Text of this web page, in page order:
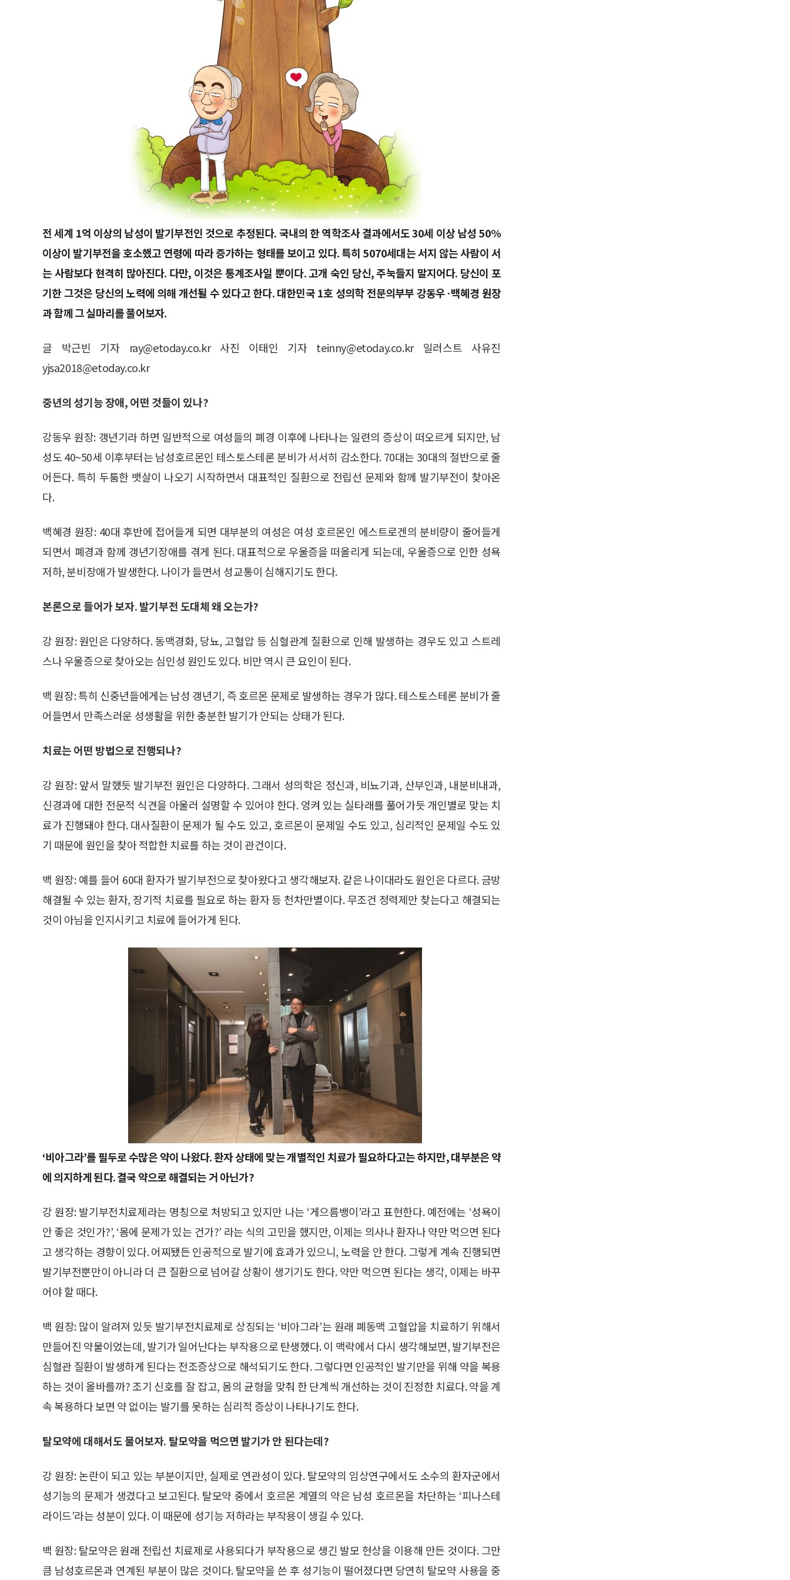
전 세계 1억 이상의 남성이 발기부전인 것으로 추정된다. 국내의 한 역학조사 결과에서도 30세 이상 남성 50%
이상이 발기부전을 호소했고 연령에 따라 증가하는 형태를 보이고 있다. 특히 5070세대는 서지 않는 사람이 서
는 사람보다 현격히 많아진다. 다만, 이것은 통계조사일 뿐이다. 고개 숙인 당신, 주눅들지 말지어다. 당신이 포
기한 그것은 당신의 노력에 의해 개선될 수 있다고 한다. 대한민국 1호 성의학 전문의부부 강동우·백혜경 원장
과 함께 그 실마리를 풀어보자.
글 박근빈 기자 ray@etoday.co.kr 사진 이태인 기자 teinny@etoday.co.kr 일러스트 사유진
yjsa2018@etoday.co.kr
중년의 성기능 장애, 어떤 것들이 있나?
강동우 원장: 갱년기라 하면 일반적으로 여성들의 폐경 이후에 나타나는 일련의 증상이 떠오르게 되지만, 남
성도 40~50세 이후부터는 남성호르몬인 테스토스테론 분비가 서서히 감소한다. 70대는 30대의 절반으로 줄
어든다. 특히 두툼한 뱃살이 나오기 시작하면서 대표적인 질환으로 전립선 문제와 함께 발기부전이 찾아온
다.
백혜경 원장: 40대 후반에 접어들게 되면 대부분의 여성은 여성 호르몬인 에스트로겐의 분비량이 줄어들게
되면서 폐경과 함께 갱년기장애를 겪게 된다. 대표적으로 우울증을 떠올리게 되는데, 우울증으로 인한 성욕
저하, 분비장애가 발생한다. 나이가 들면서 성교통이 심해지기도 한다.
본론으로 들어가 보자. 발기부전 도대체 왜 오는가?
강 원장: 원인은 다양하다. 동맥경화, 당뇨, 고혈압 등 심혈관계 질환으로 인해 발생하는 경우도 있고 스트레
스나 우울증으로 찾아오는 심인성 원인도 있다. 비만 역시 큰 요인이 된다.
백 원장: 특히 신중년들에게는 남성 갱년기, 즉 호르몬 문제로 발생하는 경우가 많다. 테스토스테론 분비가 줄
어들면서 만족스러운 성생활을 위한 충분한 발기가 안되는 상태가 된다.
치료는 어떤 방법으로 진행되나?
강 원장: 앞서 말했듯 발기부전 원인은 다양하다. 그래서 성의학은 정신과, 비뇨기과, 산부인과, 내분비내과,
신경과에 대한 전문적 식견을 아울러 설명할 수 있어야 한다. 엉켜 있는 실타래를 풀어가듯 개인별로 맞는 치
료가 진행돼야 한다. 대사질환이 문제가 될 수도 있고, 호르몬이 문제일 수도 있고, 심리적인 문제일 수도 있
기 때문에 원인을 찾아 적합한 치료를 하는 것이 관건이다.
백 원장: 예를 들어 60대 환자가 발기부전으로 찾아왔다고 생각해보자. 같은 나이대라도 원인은 다르다. 금방
해결될 수 있는 환자, 장기적 치료를 필요로 하는 환자 등 천차만별이다. 무조건 정력제만 찾는다고 해결되는
것이 아님을 인지시키고 치료에 들어가게 된다.
‘비아그라’를 필두로 수많은 약이 나왔다. 환자 상태에 맞는 개별적인 치료가 필요하다고는 하지만, 대부분은 약
에 의지하게 된다. 결국 약으로 해결되는 거 아닌가?
강 원장: 발기부전치료제라는 명칭으로 처방되고 있지만 나는 ‘게으름뱅이’라고 표현한다. 예전에는 ‘성욕이
안 좋은 것인가?’, ‘몸에 문제가 있는 건가?’ 라는 식의 고민을 했지만, 이제는 의사나 환자나 약만 먹으면 된다
고 생각하는 경향이 있다. 어찌됐든 인공적으로 발기에 효과가 있으니, 노력을 안 한다. 그렇게 계속 진행되면
발기부전뿐만이 아니라 더 큰 질환으로 넘어갈 상황이 생기기도 한다. 약만 먹으면 된다는 생각, 이제는 바꾸
어야 할 때다.
백 원장: 많이 알려져 있듯 발기부전치료제로 상징되는 ‘비아그라’는 원래 폐동맥 고혈압을 치료하기 위해서
만들어진 약물이었는데, 발기가 일어난다는 부작용으로 탄생했다. 이 맥락에서 다시 생각해보면, 발기부전은
심혈관 질환이 발생하게 된다는 전조증상으로 해석되기도 한다. 그렇다면 인공적인 발기만을 위해 약을 복용
하는 것이 올바를까? 조기 신호를 잘 잡고, 몸의 균형을 맞춰 한 단계씩 개선하는 것이 진정한 치료다. 약을 계
속 복용하다 보면 약 없이는 발기를 못하는 심리적 증상이 나타나기도 한다.
탈모약에 대해서도 물어보자. 탈모약을 먹으면 발기가 안 된다는데?
강 원장: 논란이 되고 있는 부분이지만, 실제로 연관성이 있다. 탈모약의 임상연구에서도 소수의 환자군에서
성기능의 문제가 생겼다고 보고된다. 탈모약 중에서 호르몬 계열의 약은 남성 호르몬을 차단하는 ‘피나스테
라이드’라는 성분이 있다. 이 때문에 성기능 저하라는 부작용이 생길 수 있다.
백 원장: 탈모약은 원래 전립선 치료제로 사용되다가 부작용으로 생긴 발모 현상을 이용해 만든 것이다. 그만
큼 남성호르몬과 연계된 부분이 많은 것이다. 탈모약을 쓴 후 성기능이 떨어졌다면 당연히 탈모약 사용을 중